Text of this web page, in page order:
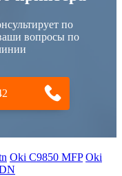
по
вопросы по
Oki C9850 MFP Oki